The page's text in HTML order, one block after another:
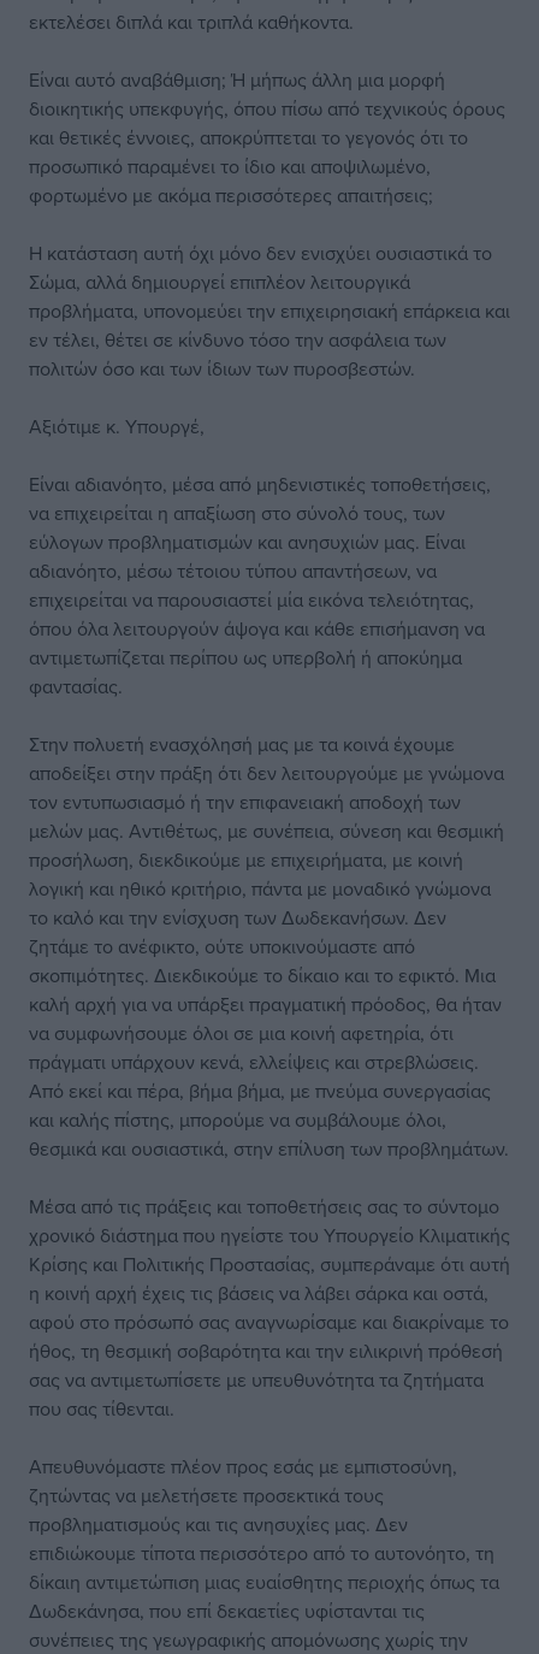
εκτελέσει διπλά και τριπλά καθήκοντα.
Είναι αυτό αναβάθμιση; Ή μήπως άλλη μια μορφή
διοικητικής υπεκφυγής, όπου πίσω από τεχνικούς όρους
και θετικές έννοιες, αποκρύπτεται το γεγονός ότι το
προσωπικό παραμένει το ίδιο και αποψιλωμένο,
φορτωμένο με ακόμα περισσότερες απαιτήσεις;
Η κατάσταση αυτή όχι μόνο δεν ενισχύει ουσιαστικά το
Σώμα, αλλά δημιουργεί επιπλέον λειτουργικά
προβλήματα, υπονομεύει την επιχειρησιακή επάρκεια και
εν τέλει, θέτει σε κίνδυνο τόσο την ασφάλεια των
πολιτών όσο και των ίδιων των πυροσβεστών.
Αξιότιμε κ. Υπουργέ,
Είναι αδιανόητο, μέσα από μηδενιστικές τοποθετήσεις,
να επιχειρείται η απαξίωση στο σύνολό τους, των
εύλογων προβληματισμών και ανησυχιών μας. Είναι
αδιανόητο, μέσω τέτοιου τύπου απαντήσεων, να
επιχειρείται να παρουσιαστεί μία εικόνα τελειότητας,
όπου όλα λειτουργούν άψογα και κάθε επισήμανση να
αντιμετωπίζεται περίπου ως υπερβολή ή αποκύημα
φαντασίας.
Στην πολυετή ενασχόλησή μας με τα κοινά έχουμε
αποδείξει στην πράξη ότι δεν λειτουργούμε με γνώμονα
τον εντυπωσιασμό ή την επιφανειακή αποδοχή των
μελών μας. Αντιθέτως, με συνέπεια, σύνεση και θεσμική
προσήλωση, διεκδικούμε με επιχειρήματα, με κοινή
λογική και ηθικό κριτήριο, πάντα με μοναδικό γνώμονα
το καλό και την ενίσχυση των Δωδεκανήσων. Δεν
ζητάμε το ανέφικτο, ούτε υποκινούμαστε από
σκοπιμότητες. Διεκδικούμε το δίκαιο και το εφικτό. Μια
καλή αρχή για να υπάρξει πραγματική πρόοδος, θα ήταν
να συμφωνήσουμε όλοι σε μια κοινή αφετηρία, ότι
πράγματι υπάρχουν κενά, ελλείψεις και στρεβλώσεις.
Από εκεί και πέρα, βήμα βήμα, με πνεύμα συνεργασίας
και καλής πίστης, μπορούμε να συμβάλουμε όλοι,
θεσμικά και ουσιαστικά, στην επίλυση των προβλημάτων.
Μέσα από τις πράξεις και τοποθετήσεις σας το σύντομο
χρονικό διάστημα που ηγείστε του Υπουργείο Κλιματικής
Κρίσης και Πολιτικής Προστασίας, συμπεράναμε ότι αυτή
η κοινή αρχή έχεις τις βάσεις να λάβει σάρκα και οστά,
αφού στο πρόσωπό σας αναγνωρίσαμε και διακρίναμε το
ήθος, τη θεσμική σοβαρότητα και την ειλικρινή πρόθεσή
σας να αντιμετωπίσετε με υπευθυνότητα τα ζητήματα
που σας τίθενται.
Απευθυνόμαστε πλέον προς εσάς με εμπιστοσύνη,
ζητώντας να μελετήσετε προσεκτικά τους
προβληματισμούς και τις ανησυχίες μας. Δεν
επιδιώκουμε τίποτα περισσότερο από το αυτονόητο, τη
δίκαιη αντιμετώπιση μιας ευαίσθητης περιοχής όπως τα
Δωδεκάνησα, που επί δεκαετίες υφίστανται τις
συνέπειες της γεωγραφικής απομόνωσης χωρίς την